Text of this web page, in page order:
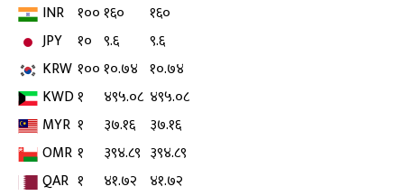
INR १००१६०
१६०
JPY
१० ९.६
९.६
KRW १००१०.७४ १०.७४
KWD१ ४९५.०८ ४९५.०८
MYR १ ३७.१६
३७.१६
OMR १ ३९४.८९ ३९४.८९
QAR १ ४१.७२ ४१.७२